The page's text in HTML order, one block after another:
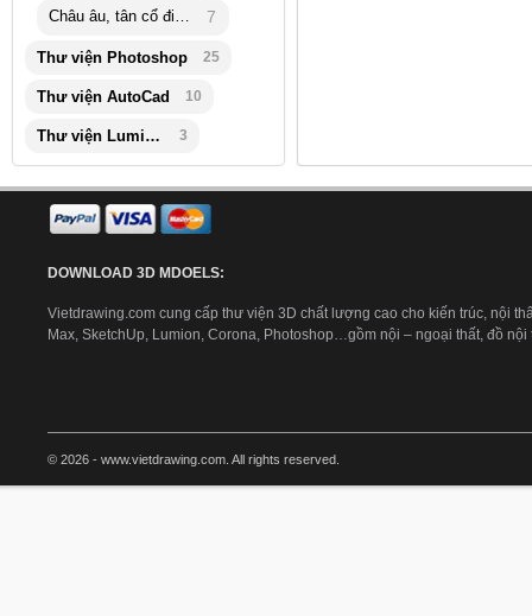
Châu âu, tân cổ điển 7
Thư viện Photoshop 25
Thư viện AutoCad 10
Thư viện Lumion 3
DOWNLOAD 3D MDOELS:
Vietdrawing.com cung cấp thư viện 3D chất lượng cao cho kiến trúc, nội
Max, SketchUp, Lumion, Corona, Photoshop…gồm nội – ngoại thất, đồ nội
© 2026 - www.vietdrawing.com. All rights reserved.